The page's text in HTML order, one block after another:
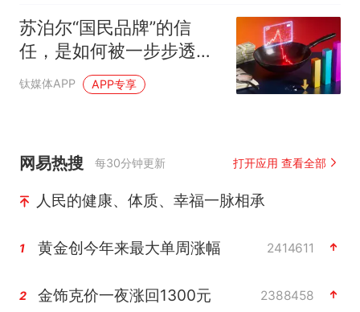
苏泊尔“国民品牌”的信
任，是如何被一步步透支
的
钛媒体APP APP专享
网易热搜 每30分钟更新 打开应用 查看全部
人民的健康、体质、幸福一脉相承
1 黄金创今年来最大单周涨幅 2414611
2 金饰克价一夜涨回1300元 2388458